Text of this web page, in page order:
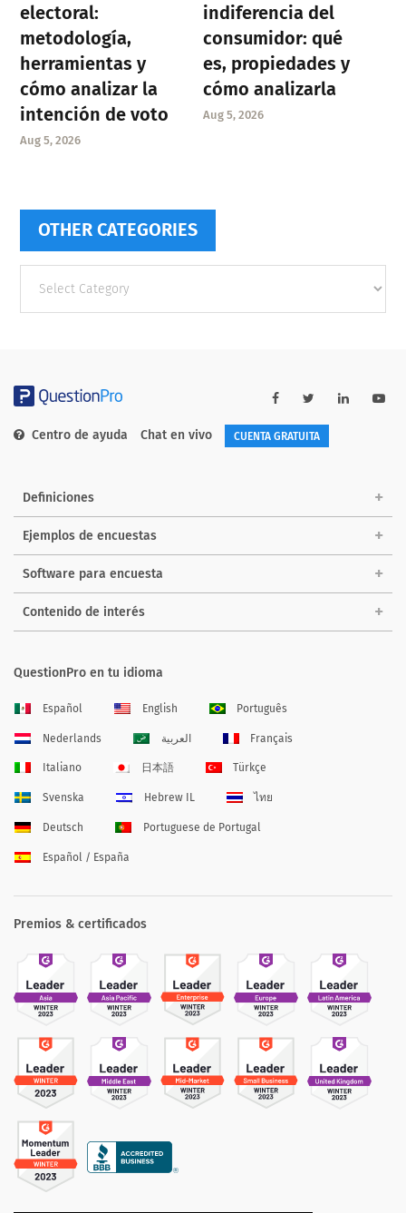
electoral:
metodología,
herramientas y
cómo analizar la
intención de voto
Aug 5, 2026
indiferencia del
consumidor: qué
es, propiedades y
cómo analizarla
Aug 5, 2026
OTHER CATEGORIES
categories
Centro de ayuda Chat en vivo CUENTA GRATUITA
Definiciones
Ejemplos de encuestas
Software para encuesta
Contenido de interés
QuestionPro en tu idioma
Español English Português
Nederlands العربية Français
Italiano 日本語 Türkçe
Svenska Hebrew IL ไทย
Deutsch Portuguese de Portugal
Español / España
Premios & certificados